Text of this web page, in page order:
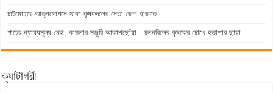
চাটমোহরে আত্নগোপনে থাকা কৃষকদলের নেতা জেল হাজতে
পাটের ন্যায্যমূল্য নেই, কামলার মজুরি আকাশছোঁয়া—চলনবিলের কৃষকের চোখে হতাশার ছায়া
ক্যাটাগরী